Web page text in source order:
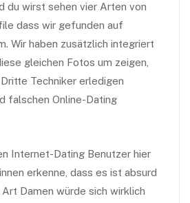
du wirst sehen vier Arten von
dass wir gefunden auf
Wir haben zusätzlich integriert
gleichen Fotos um zeigen,
Techniker erledigen
falschen Online-Dating
Internet-Dating Benutzer hier
erkenne, dass es ist absurd
Damen würde sich wirklich